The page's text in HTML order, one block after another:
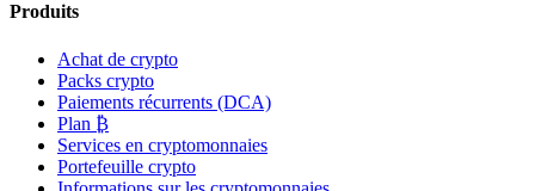
Produits
Achat de crypto
Packs crypto
Paiements récurrents (DCA)
Plan ₿
Services en cryptomonnaies
Portefeuille crypto